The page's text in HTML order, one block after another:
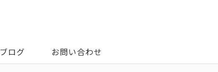
ブログ お問い合わせ